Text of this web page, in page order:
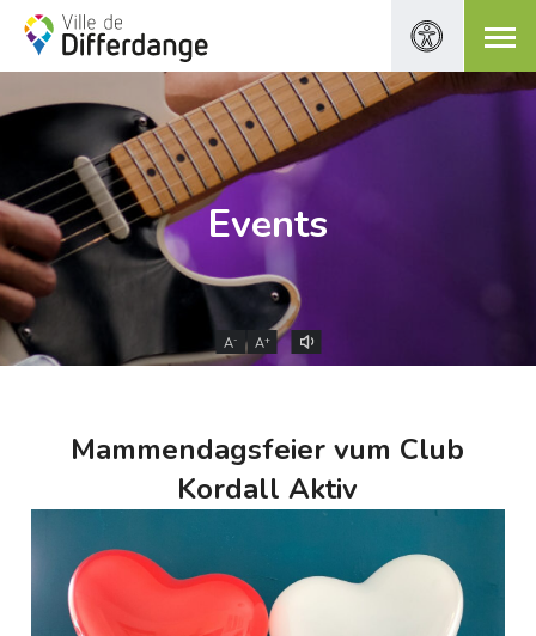
Events
A- A+
Mammendagsfeier vum Club
Kordall Aktiv